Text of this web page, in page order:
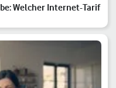
Welcher Internet-Tarif